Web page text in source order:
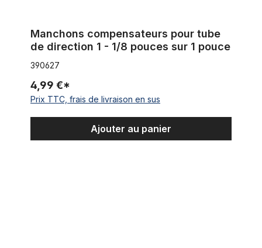
Manchons compensateurs pour tube
de direction 1 - 1/8 pouces sur 1 pouce
390627
4,99 €*
Prix TTC, frais de livraison en sus
Ajouter au panier